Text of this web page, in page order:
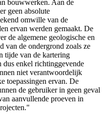
bouwwerken. Aan de
geen absolute
omwille van de
ervan werden gemaakt. De
de algemene geologische en
van de ondergrond zoals ze
tijde van de kartering
dus enkel richtinggevende
niet verantwoordelijk
toepassingen ervan. De
de gebruiker in geen geval
aanvullende proeven in